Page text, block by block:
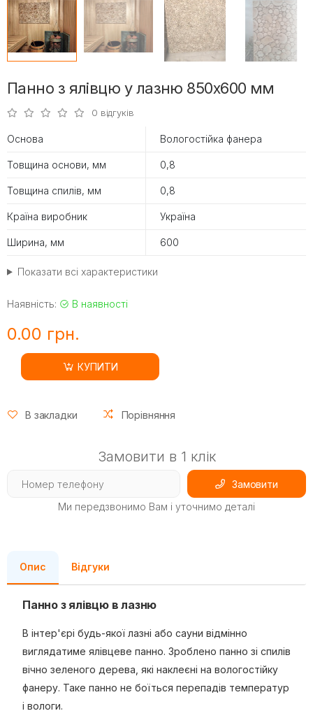
Панно з ялівцю у лазню 850х600 мм
0 відгуків
Основа Вологостійка фанера
Товщина основи, мм 0,8
Товщина спилів, мм 0,8
Країна виробник Україна
Ширина, мм 600
Показати всі характеристики
Наявність: В наявності
0.00 грн.
КУПИТИ
В закладки Порівняння
Замовити в 1 клік
Замовити
Ми передзвонимо Вам і уточнимо деталі
Опис Відгуки
Панно з ялівцю в лазню
В інтер'єрі будь-якої лазні або сауни відмінно
виглядатиме ялівцеве панно. Зроблено панно зі спилів
вічно зеленого дерева, які наклеєні на вологостійку
фанеру. Таке панно не боїться перепадів температур
і вологи.